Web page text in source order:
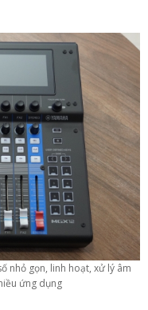
nhỏ gọn, linh hoạt, xử lý âm
ứng dụng